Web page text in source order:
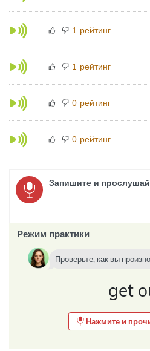
1 рейтинг
1 рейтинг
0 рейтинг
0 рейтинг
Запишите и
Режим практики
Проверьте, как вы
get
Нажмите и